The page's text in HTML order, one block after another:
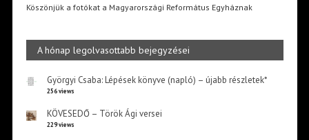
Köszönjük a fotókat a Magyarországi Református Egyháznak
A hónap legolvasottabb bejegyzései
Györgyi Csaba: Lépések könyve (napló) – újabb részletek*
256 views
KÖVESEDŐ – Török Ági versei
229 views